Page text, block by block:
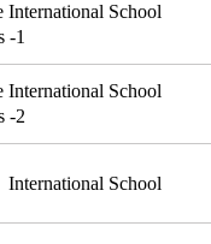
International School
-1
International School
-2
School